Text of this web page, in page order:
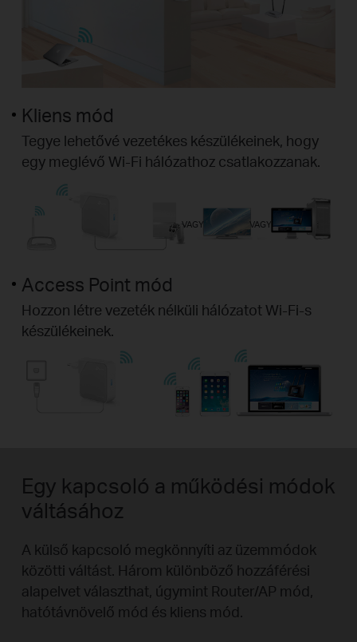
Kliens mód
Tegye lehetővé vezetékes készülékeinek, hogy
egy meglévő Wi-Fi hálózathoz csatlakozzanak.
VAGY VAGY
Access Point mód
Hozzon létre vezeték nélküli hálózatot Wi-Fi-s
készülékeinek.
Egy kapcsoló a működési módok
váltásához
A külső kapcsoló megkönnyíti az üzemmódok
közötti váltást. Három különböző hozzáférési
alapelvet választhat, úgymint Router/AP mód,
hatótávnövelő mód és kliens mód.